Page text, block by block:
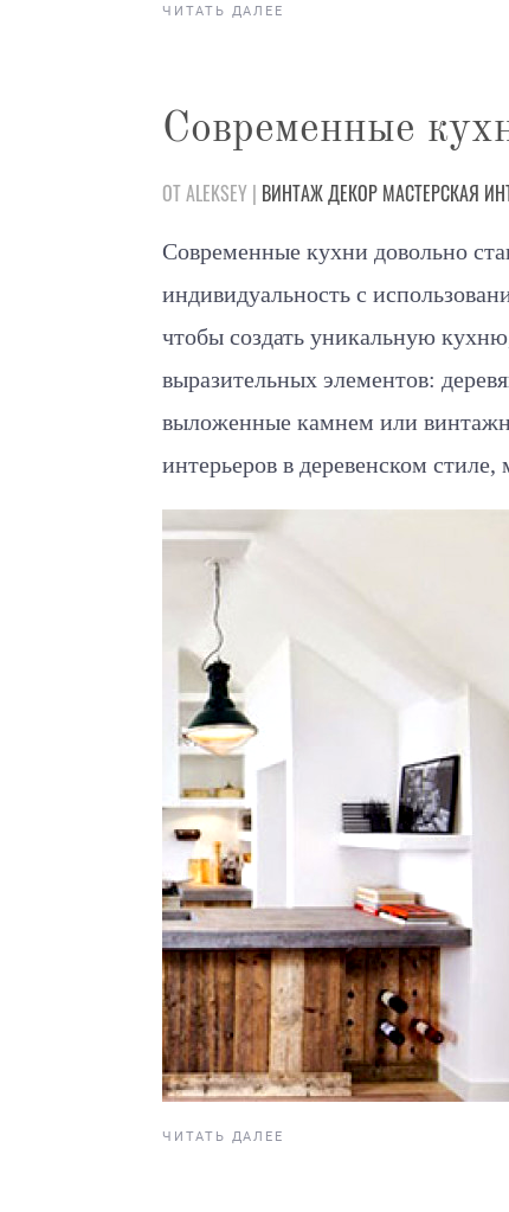
ЧИТАТЬ ДАЛЕЕ
Современные
ОТ ALEKSEY | ВИНТАЖДЕКОР МАСТЕРСКАЯ
Современные кухни довольно
индивидуальность с
чтобы создать уникальную
выразительных элементов:
выложенные камнем или
интерьеров в деревенском стиле,
ЧИТАТЬ ДАЛЕЕ